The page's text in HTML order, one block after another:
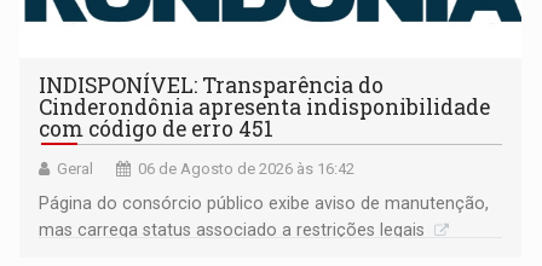
INDISPONÍVEL: Transparência do
Cinderondônia apresenta indisponibilidade
com código de erro 451
Geral 06 de Agosto de 2026 às 16:42
Página do consórcio público exibe aviso de manutenção,
mas carrega status associado a restrições legais